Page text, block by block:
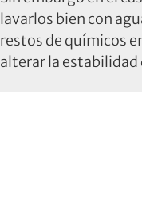
lavarlos bien con
restos de químicos
alterar la estabilidad